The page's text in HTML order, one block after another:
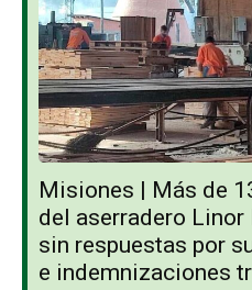
Misiones | Más de
del aserradero
sin respuestas por
e indemnizaciones